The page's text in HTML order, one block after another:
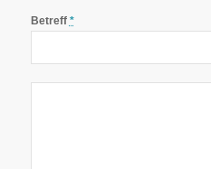
Betreff *